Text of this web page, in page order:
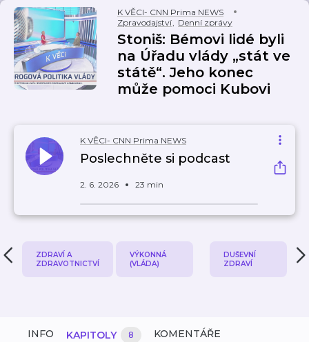
K VĚCI- CNN Prima NEWS
Zpravodajství, Denní zprávy
Stoniš: Bémovi lidé byli
na Úřadu vlády „stát ve
státě“. Jeho konec
může pomoci Kubovi
K VĚCI- CNN Prima NEWS
Poslechněte si podcast
2. 6. 2026 23 min
ZDRAVÍ A
ZDRAVOTNICTVÍ
VÝKONNÁ
(VLÁDA)
DUŠEVNÍ
ZDRAVÍ
INFO KAPITOLY 8 KOMENTÁŘE